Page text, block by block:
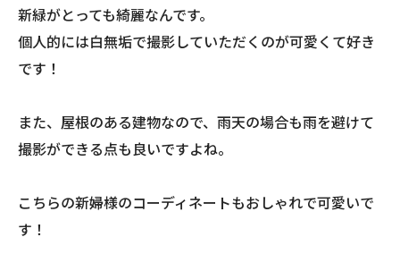
新緑がとっても綺麗なんです。
個人的には白無垢で撮影していただくのが可愛くて好き
です！
また、屋根のある建物なので、雨天の場合も雨を避けて
撮影ができる点も良いですよね。
こちらの新婦様のコーディネートもおしゃれで可愛いで
す！